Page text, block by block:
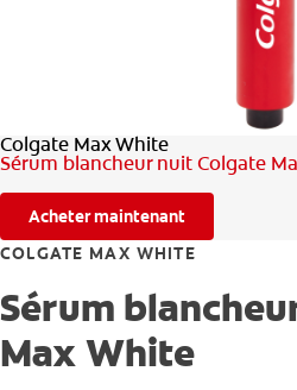
Colgate Max White
Sérum blancheur nuit Colgate
Acheter maintenant
COLGATE MAX WHITE
Sérum
Max White